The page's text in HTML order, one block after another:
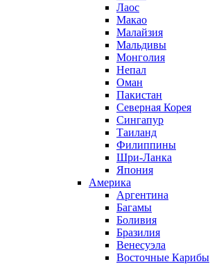
Лаос
Макао
Малайзия
Мальдивы
Монголия
Непал
Оман
Пакистан
Северная Корея
Сингапур
Таиланд
Филиппины
Шри-Ланка
Япония
Америка
Аргентина
Багамы
Боливия
Бразилия
Венесуэла
Восточные Карибы